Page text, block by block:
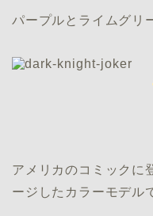
パープルとライムグリ
アメリカのコミックに
ージしたカラーモデル